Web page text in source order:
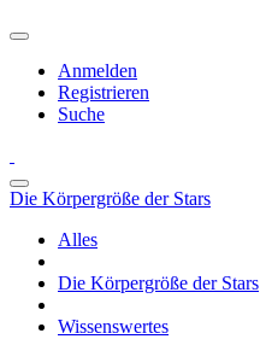
Anmelden
Registrieren
Suche
Die Körpergröße der Stars
Alles
Die Körpergröße der Stars
Wissenswertes